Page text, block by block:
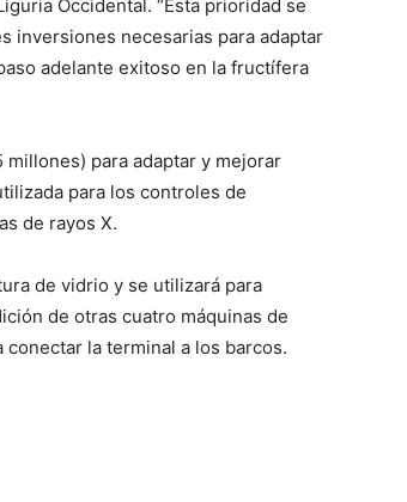
Occidental. “Esta prioridad se
inversiones necesarias para adaptar
adelante exitoso en la fructífera
para adaptar y mejorar
para los controles de
de rayos X.
de vidrio y se utilizará para
de otras cuatro máquinas de
la terminal a los barcos.